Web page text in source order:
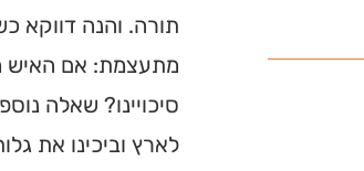
תורה. והנה דווקא
מתעצמת: אם האיש
סיכויינו? שאלה
לארץ וביכינו את